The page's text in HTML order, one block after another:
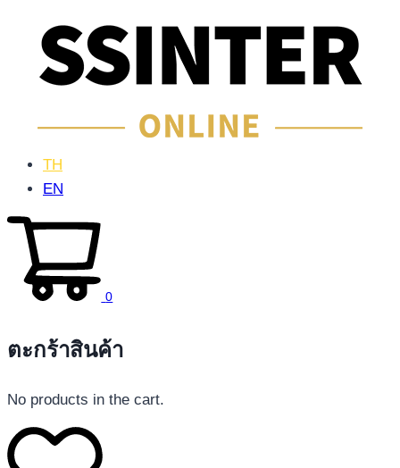
TH
EN
0
ตะกร้าสินค้า
No products in the cart.